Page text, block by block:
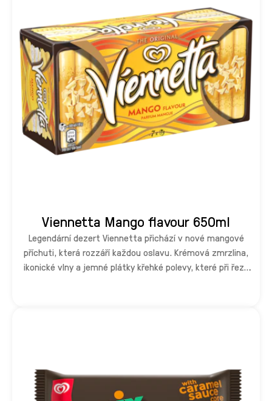
Viennetta Mango flavour 650ml
Legendární dezert Viennetta přichází v nové mangové
příchuti, která rozzáří každou oslavu. Krémová zmrzlina,
ikonické vlny a jemné plátky křehké polevy, které při řezu